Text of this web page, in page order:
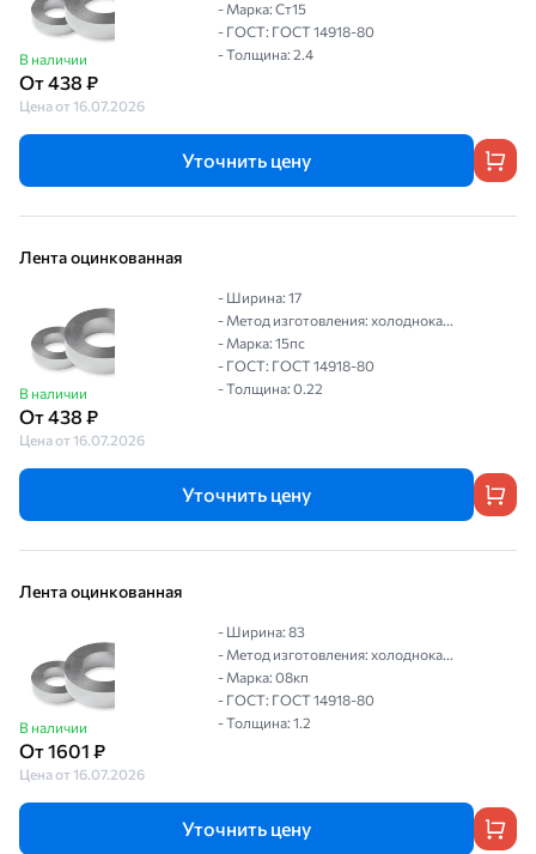
В наличии
От 438 ₽
Цена от 16.07.2026
- Марка: Ст15
- ГОСТ: ГОСТ 14918-80
- Толщина: 2.4
Уточнить цену
Лента оцинкованная
В наличии
От 438 ₽
Цена от 16.07.2026
- Ширина: 17
- Метод изготовления: холоднока...
- Марка: 15пс
- ГОСТ: ГОСТ 14918-80
- Толщина: 0.22
Уточнить цену
Лента оцинкованная
В наличии
От 1601 ₽
Цена от 16.07.2026
- Ширина: 83
- Метод изготовления: холоднока...
- Марка: 08кп
- ГОСТ: ГОСТ 14918-80
- Толщина: 1.2
Уточнить цену